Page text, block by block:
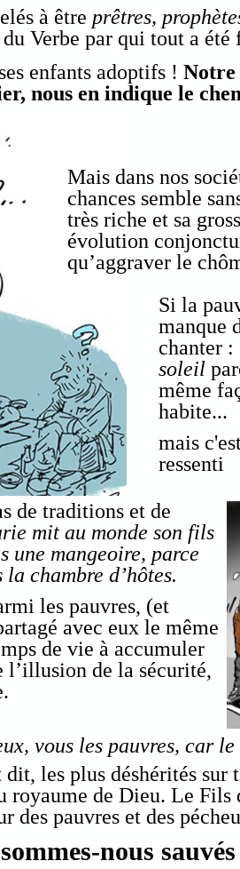
Mais dans nos
chances semble
très riche et sa
évolution
qu’aggraver le
Si la
manque
chanter :
soleil
même
habite...
mais
ressenti
les plus déshérités sur
royaume de Dieu. Le Fils
des pauvres et des
nous
enfants adoptifs ! Notre
nous en indique le
de traditions et de
mit au monde son fils
une mangeoire, parce
chambre d’hôtes.
les pauvres, (et
avec eux le même
de vie à accumuler
l’illusion de la sécurité,
vous les pauvres, car
à être prêtres,
Verbe par qui tout a été